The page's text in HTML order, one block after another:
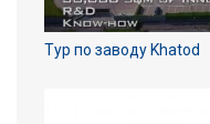
Тур по заводу Khatod